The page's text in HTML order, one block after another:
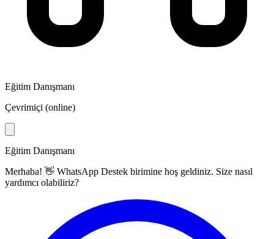
Eğitim Danışmanı
Çevrimiçi (online)
Eğitim Danışmanı
Merhaba! 👋 WhatsApp Destek birimine hoş geldiniz. Size nasıl
yardımcı olabiliriz?